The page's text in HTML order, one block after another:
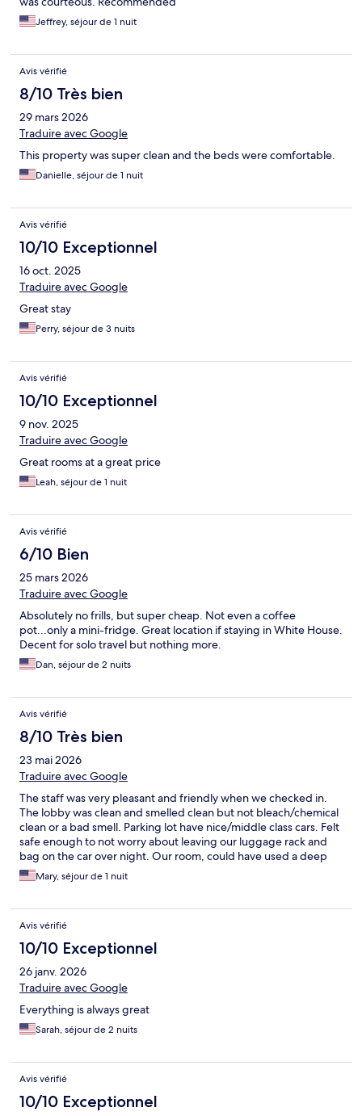
Jeffrey, séjour de 1 nuit
Avis vérifié
8/10 Très bien
29 mars 2026
Traduire avec Google
This property was super clean and the beds were comfortable.
Danielle, séjour de 1 nuit
Avis vérifié
10/10 Exceptionnel
16 oct. 2025
Traduire avec Google
Great stay
Perry, séjour de 3 nuits
Avis vérifié
10/10 Exceptionnel
9 nov. 2025
Traduire avec Google
Great rooms at a great price
Leah, séjour de 1 nuit
Avis vérifié
6/10 Bien
25 mars 2026
Traduire avec Google
Absolutely no frills, but super cheap. Not even a coffee
pot...only a mini-fridge. Great location if staying in White House.
Decent for solo travel but nothing more.
Dan, séjour de 2 nuits
Avis vérifié
8/10 Très bien
23 mai 2026
Traduire avec Google
The staff was very pleasant and friendly when we checked in.
The lobby was clean and smelled clean but not bleach/chemical
clean or a bad smell. Parking lot have nice/middle class cars. Felt
safe enough to not worry about leaving our luggage rack and
bag on the car over night. Our room, could have used a deep
clean. Vacuum vent and scrub crevices. Small things that would
make a huge difference. Over all, for the price, no added fee
the future. THANK YOU!
Mary, séjour de 1 nuit
Avis vérifié
10/10 Exceptionnel
26 janv. 2026
Traduire avec Google
Everything is always great
Sarah, séjour de 2 nuits
Avis vérifié
10/10 Exceptionnel